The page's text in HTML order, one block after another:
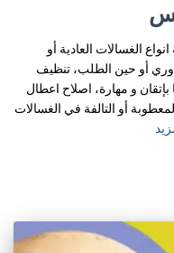
الغسالات العادية أو
أو حين الطلب، تنظيف
و مهارة، اصلاح اعطال
أو التالفة في الغسالات